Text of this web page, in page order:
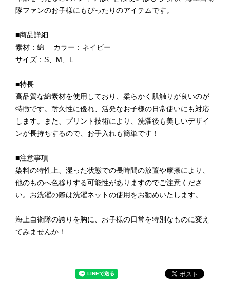
隊ファンのお子様にもぴったりのアイテムです。
■商品詳細
素材：綿 カラー：ネイビー
サイズ：S、M、L
■特長
高品質な綿素材を使用しており、柔らかく肌触りが良いのが
特徴です。耐久性に優れ、活発なお子様の日常使いにも対応
します。また、プリント技術により、洗濯後も美しいデザイ
ンが長持ちするので、お手入れも簡単です！
■注意事項
染料の特性上、湿った状態での長時間の放置や摩擦により、
他のものへ色移りする可能性がありますのでご注意くださ
い。お洗濯の際は洗濯ネットの使用をお勧めいたします。
海上自衛隊の誇りを胸に、お子様の日常を特別なものに変え
てみませんか！